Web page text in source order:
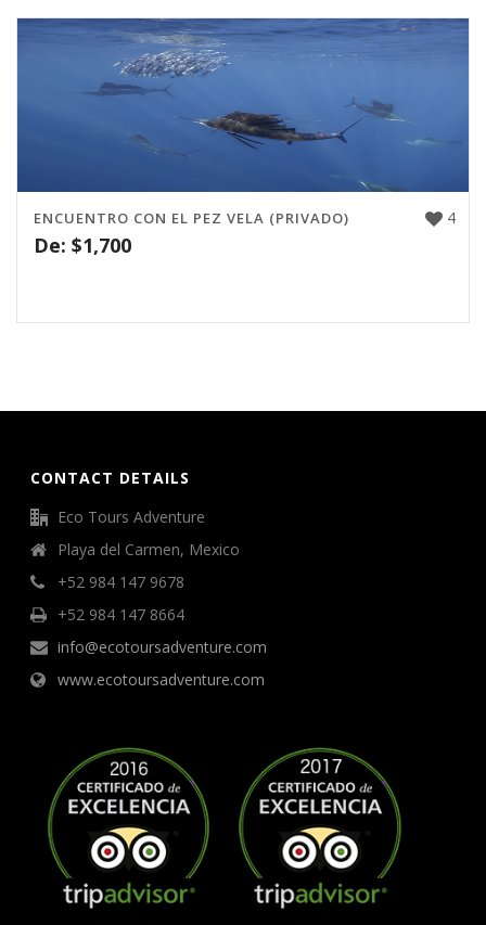
4
ENCUENTRO CON EL PEZ VELA (PRIVADO)
De: $1,700
CONTACT DETAILS
Eco Tours Adventure
Playa del Carmen, Mexico
+52 984 147 9678
+52 984 147 8664
info@ecotoursadventure.com
www.ecotoursadventure.com